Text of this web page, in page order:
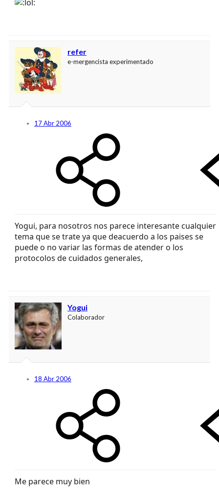
refer
e-mergencista experimentado
17 Abr 2006
Yogui, para nosotros nos parece interesante cualquier
tema que se trate ya que deacuerdo a los paises se
puede o no variar las formas de atender o los
protocolos de cuidados generales,
Yogui
Colaborador
18 Abr 2006
Me parece muy bien